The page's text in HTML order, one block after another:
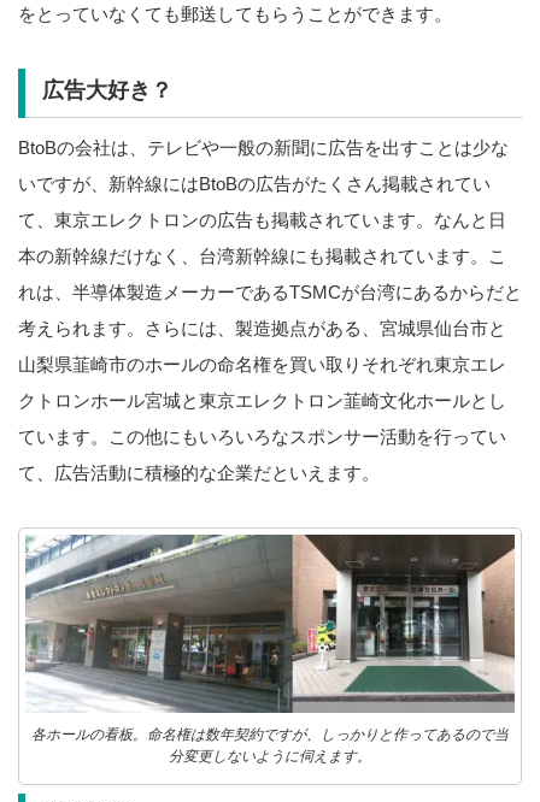
をとっていなくても郵送してもらうことができます。
広告大好き？
BtoBの会社は、テレビや一般の新聞に広告を出すことは少な
いですが、新幹線にはBtoBの広告がたくさん掲載されてい
て、東京エレクトロンの広告も掲載されています。なんと日
本の新幹線だけなく、台湾新幹線にも掲載されています。こ
れは、半導体製造メーカーであるTSMCが台湾にあるからだと
考えられます。さらには、製造拠点がある、宮城県仙台市と
山梨県韮崎市のホールの命名権を買い取りそれぞれ東京エレ
クトロンホール宮城と東京エレクトロン韮崎文化ホールとし
ています。この他にもいろいろなスポンサー活動を行ってい
て、広告活動に積極的な企業だといえます。
各ホールの看板。命名権は数年契約ですが、しっかりと作ってあるので当
分変更しないように伺えます。